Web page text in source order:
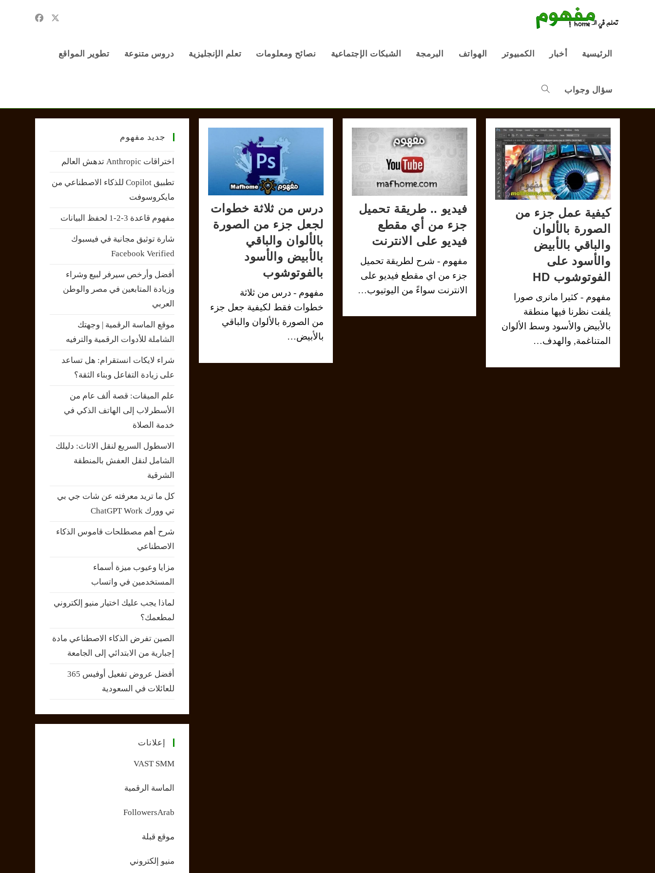
الرئيسية أخبار الكمبيوتر الهواتف البرمجة الشبكات الإجتماعية نصائح ومعلومات تعلم الإنجليزية دروس متنوعة تطوير المواقع
سؤال وجواب Toggle
website
search
كيفية عمل جزء من
الصورة بالألوان
والباقي بالأبيض
والأسود على
الفوتوشوب HD
مفهوم - كثيرا مانرى صورا
يلفت نظرنا فيها منطقة
بالأبيض والأسود وسط الألوان
المتناغمة, والهدف…
فيديو .. طريقة تحميل
جزء من أي مقطع
فيديو على الانترنت
مفهوم - شرح لطريقة تحميل
جزء من اي مقطع فيديو على
الانترنت سواءً من اليوتيوب…
درس من ثلاثة خطوات
لجعل جزء من الصورة
بالألوان والباقي
بالأبيض والأسود
بالفوتوشوب
مفهوم - درس من ثلاثة
خطوات فقط لكيفية جعل جزء
من الصورة بالألوان والباقي
بالأبيض…
جديد مفهوم
اختراقات Anthropic تدهش العالم
تطبيق Copilot للذكاء الاصطناعي من
مايكروسوفت
مفهوم قاعدة 3-2-1 لحفظ البيانات
شارة توثيق مجانية في فيسبوك
Facebook Verified
أفضل وأرخص سيرفر لبيع وشراء
وزيادة المتابعين في مصر والوطن
العربي
موقع الماسة الرقمية | وجهتك
الشاملة للأدوات الرقمية والترفيه
شراء لايكات انستقرام: هل تساعد
على زيادة التفاعل وبناء الثقة؟
علم الميقات: قصة ألف عام من
الأسطرلاب إلى الهاتف الذكي في
خدمة الصلاة
الاسطول السريع لنقل الاثاث: دليلك
الشامل لنقل العفش بالمنطقة
الشرقية
كل ما تريد معرفته عن شات جي بي
تي وورك ChatGPT Work
شرح أهم مصطلحات قاموس الذكاء
الاصطناعي
مزايا وعيوب ميزة أسماء
المستخدمين في واتساب
لماذا يجب عليك اختيار منيو إلكتروني
لمطعمك؟
الصين تفرض الذكاء الاصطناعي مادة
إجبارية من الابتدائي إلى الجامعة
أفضل عروض تفعيل أوفيس 365
للعائلات في السعودية
إعلانات
VAST SMM
الماسة الرقمية
FollowersArab
موقع قبلة
منيو إلكتروني